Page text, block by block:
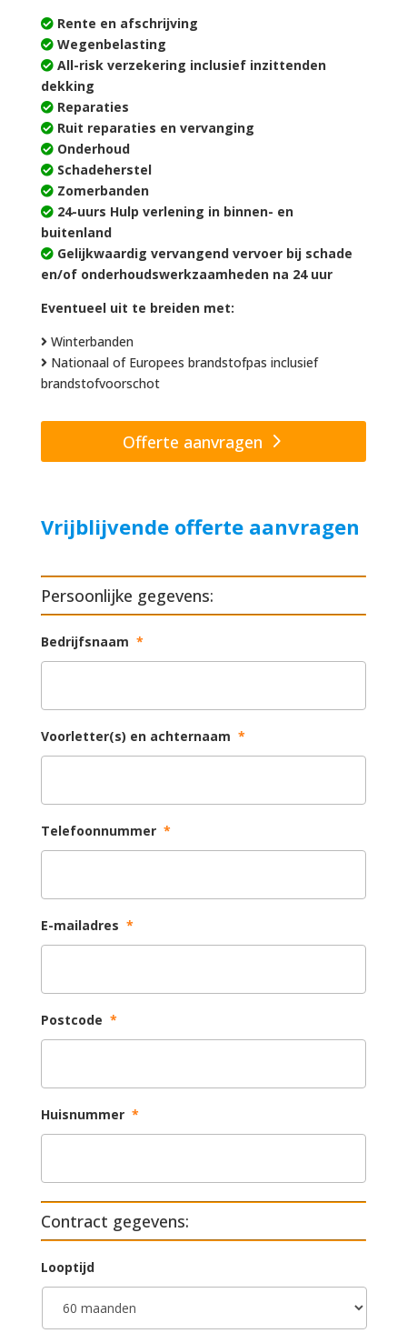
Rente en afschrijving
Wegenbelasting
All-risk verzekering inclusief inzittenden
dekking
Reparaties
Ruit reparaties en vervanging
Onderhoud
Schadeherstel
Zomerbanden
24-uurs Hulp verlening in binnen- en
buitenland
Gelijkwaardig vervangend vervoer bij schade
en/of onderhoudswerkzaamheden na 24 uur
Eventueel uit te breiden met:
Winterbanden
Nationaal of Europees brandstofpas inclusief
brandstofvoorschot
Offerte aanvragen
Vrijblijvende offerte aanvragen
Persoonlijke gegevens:
Bedrijfsnaam *
Voorletter(s) en achternaam *
Telefoonnummer *
E-mailadres *
Postcode *
Huisnummer *
Contract gegevens:
Looptijd